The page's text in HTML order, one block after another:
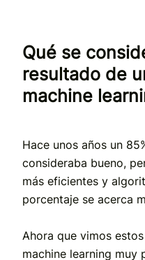
Qué se
resultado de
machine
Hace unos años un
consideraba bueno,
más eficientes y
porcentaje se acerca
Ahora que vimos
machine learning muy